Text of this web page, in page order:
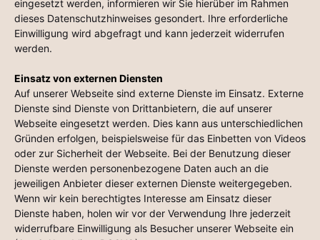
eingesetzt werden, informieren wir Sie hierüber im Rahmen
dieses Datenschutzhinweises gesondert. Ihre erforderliche
Einwilligung wird abgefragt und kann jederzeit widerrufen
werden.
Einsatz von externen Diensten
Auf unserer Webseite sind externe Dienste im Einsatz. Externe
Dienste sind Dienste von Drittanbietern, die auf unserer
Webseite eingesetzt werden. Dies kann aus unterschiedlichen
Gründen erfolgen, beispielsweise für das Einbetten von Videos
oder zur Sicherheit der Webseite. Bei der Benutzung dieser
Dienste werden personenbezogene Daten auch an die
jeweiligen Anbieter dieser externen Dienste weitergegeben.
Wenn wir kein berechtigtes Interesse am Einsatz dieser
Dienste haben, holen wir vor der Verwendung Ihre jederzeit
widerrufbare Einwilligung als Besucher unserer Webseite ein